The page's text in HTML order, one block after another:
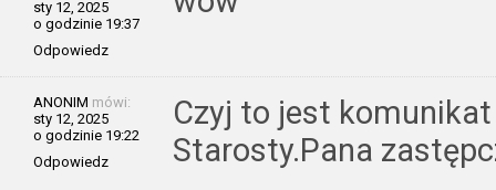
sty 12, 2025
o godzinie 19:37
Odpowiedz
ANONIM mówi:
sty 12, 2025
o godzinie 19:22
Odpowiedz
Czyj to jest
Starosty.Pana